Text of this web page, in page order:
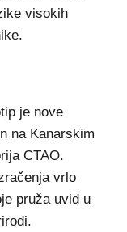
visokih
je nove
na Kanarskim
CTAO.
vrlo
pruža uvid u